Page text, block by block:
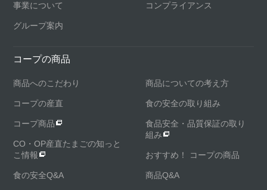
事業について コンプライアンス
グループ案内
コープの商品
商品へのこだわり 商品についての考え方
コープの産直 食の安全の取り組み
コープ商品
食品安全・品質保証の取り
組み
CO・OP産直たまごの知っと
こ情報
おすすめ！ コープの商品
食の安全Q&A 商品Q&A